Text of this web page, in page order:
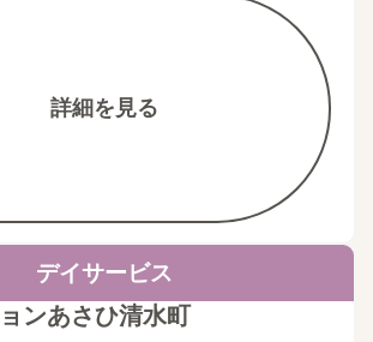
詳細を見る
デイサービス
ンあさひ清水町